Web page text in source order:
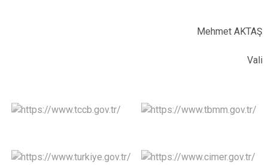
Mehmet AKTAŞ
Vali